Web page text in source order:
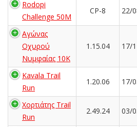
Rodopi
Challenge 50M
CP-8 22/
Αγώνας
Οχυρού
Νυμφαίας 10Κ
1.15.04 17/
Kavala Trail
Run
1.20.06 17/
Χορτιάτης Trail
Run
2.49.24 03/